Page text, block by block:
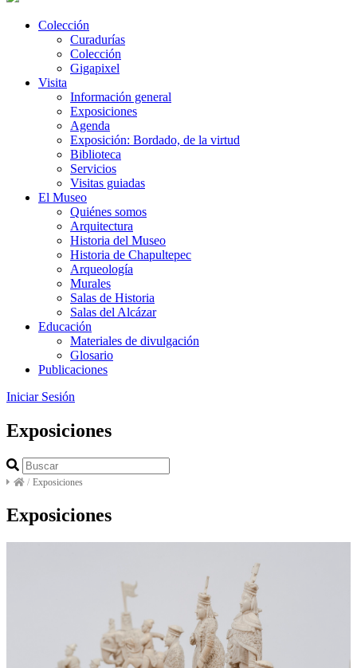
Colección
Curadurías
Colección
Gigapixel
Visita
Información general
Exposiciones
Agenda
Exposición: Bordado, de la virtud
Biblioteca
Servicios
Visitas guiadas
El Museo
Quiénes somos
Arquitectura
Historia del Museo
Historia de Chapultepec
Arqueología
Murales
Salas de Historia
Salas del Alcázar
Educación
Materiales de divulgación
Glosario
Publicaciones
Iniciar Sesión
Exposiciones
/ Exposiciones
Exposiciones